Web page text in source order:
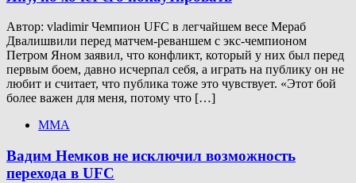
Автор: vladimir Чемпион UFC в легчайшем весе Мераб
Двалишвили перед матчем-реваншем с экс-чемпионом
Петром Яном заявил, что конфликт, который у них был перед
первым боем, давно исчерпал себя, а играть на публику он не
любит и считает, что публика тоже это чувствует. «Этот бой
более важен для меня, потому что […]
ММА
Вадим Немков не исключил возможность
перехода в UFC